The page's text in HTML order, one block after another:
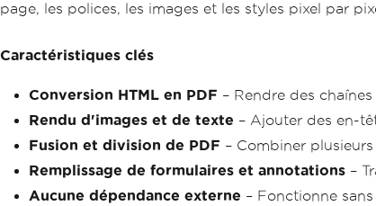
page, les polices, les images et les styles pixel par
Caractéristiques clés
Conversion HTML en PDF – Rendre des
Rendu d'images et de texte – Ajouter des en-
Fusion et division de PDF – Combiner
Remplissage de formulaires et annotations –
Aucune dépendance externe – Fonctionne